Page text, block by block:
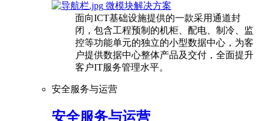
微模块解决方案
面向ICT基础设施提供的一款采用通道封
闭，包含工程预制的机柜、配电、制冷、监
控等功能单元的独立的小型数据中心，为客
户提供数据中心整体产品及交付，全面提升
客户IT服务管理水平。
安全服务与运营
安全服务与运营